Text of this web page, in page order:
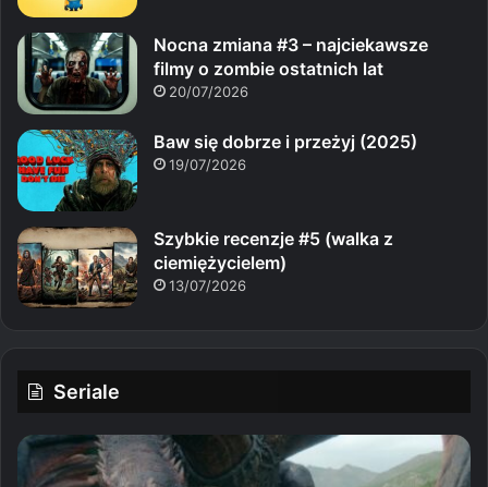
Nocna zmiana #3 – najciekawsze
filmy o zombie ostatnich lat
20/07/2026
Baw się dobrze i przeżyj (2025)
19/07/2026
Szybkie recenzje #5 (walka z
ciemiężycielem)
13/07/2026
Seriale